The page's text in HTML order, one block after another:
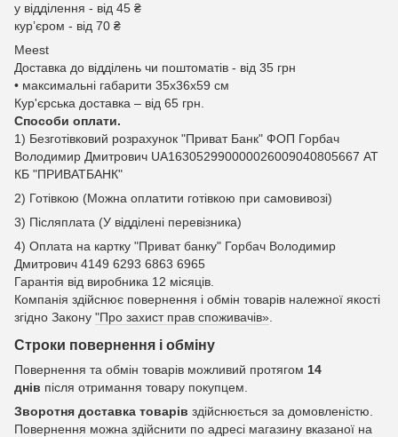
у відділення - від 45 ₴
курʼєром - від 70 ₴
Meest
Доставка до відділень чи поштоматів - від 35 грн
• максимальні габарити 35x36x59 см
Кур'єрська доставка – від 65 грн.
Способи оплати.
1) Безготівковий розрахунок "Приват Банк" ФОП Горбач
Володимир Дмитрович UA163052990000026009040805667 АТ
КБ "ПРИВАТБАНК"
2) Готівкою (Можна оплатити готівкою при самовивозі)
3) Післяплата (У відділені перевізника)
4) Оплата на картку "Приват банку" Горбач Володимир
Дмитрович 4149 6293 6863 6965
Гарантія від виробника 12 місяців.
Компанія здійснює повернення і обмін товарів належної якості
згідно Закону "Про захист прав споживачів».
Строки повернення і обміну
Повернення та обмін товарів можливий протягом 14
днів після отримання товару покупцем.
Зворотня доставка товарів здійснюється за домовленістю.
Повернення можна здійснити по адресі магазину вказаної на